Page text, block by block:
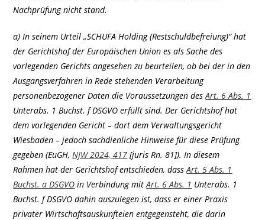
Nachprüfung nicht stand.
a) In seinem Urteil „SCHUFA Holding (Restschuldbefreiung)“ hat
der Gerichtshof der Europäischen Union es als Sache des
vorlegenden Gerichts angesehen zu beurteilen, ob bei der in den
Ausgangsverfahren in Rede stehenden Verarbeitung
personenbezogener Daten die Voraussetzungen desArt. 6 Abs. 1
Unterabs. 1 Buchst. f DSGVO erfüllt sind. Der Gerichtshof hat
dem vorlegenden Gericht – dort dem Verwaltungsgericht
Wiesbaden – jedoch sachdienliche Hinweise für diese Prüfung
gegeben (EuGH,NJW 2024, 417 [juris Rn. 81]). In diesem
Rahmen hat der Gerichtshof entschieden, dassArt. 5 Abs. 1
Buchst. a DSGVO in Verbindung mitArt. 6 Abs. 1 Unterabs. 1
Buchst. f DSGVO dahin auszulegen ist, dass er einer Praxis
privater Wirtschaftsauskunfteien entgegensteht, die darin